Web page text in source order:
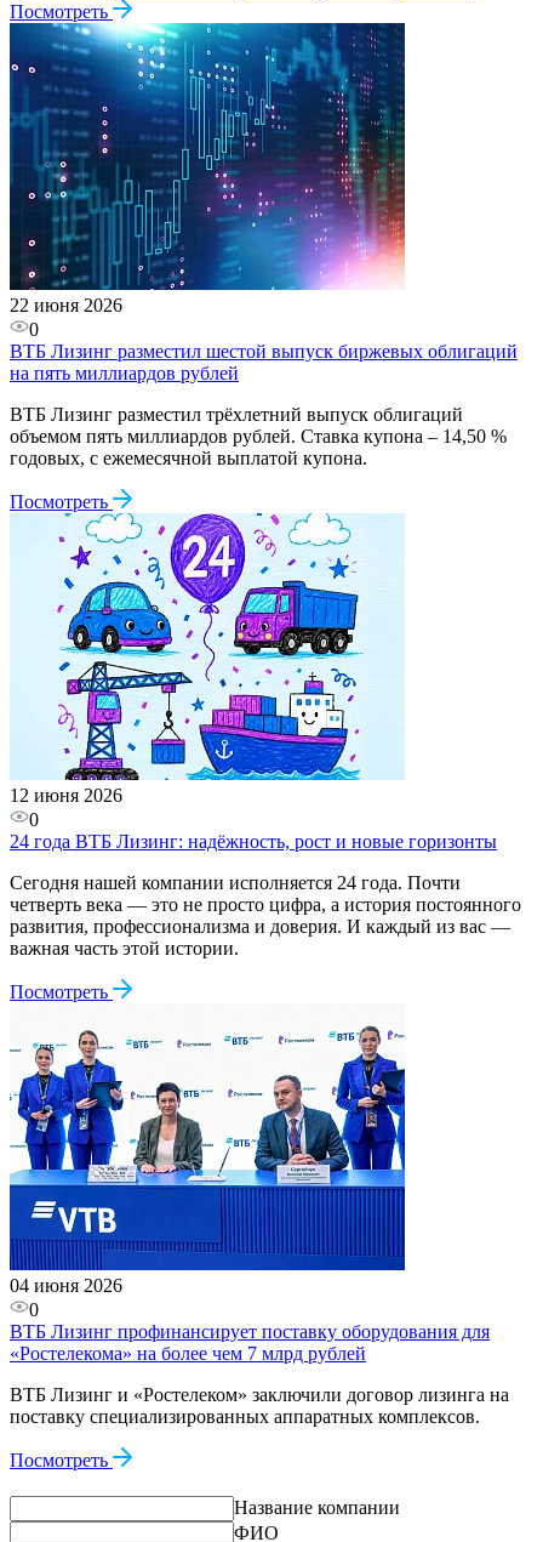
Посмотреть
22 июня 2026
0
ВТБ Лизинг разместил шестой выпуск биржевых облигаций
на пять миллиардов рублей
ВТБ Лизинг разместил трёхлетний выпуск облигаций
объемом пять миллиардов рублей. Ставка купона – 14,50 %
годовых, с ежемесячной выплатой купона.
Посмотреть
12 июня 2026
0
24 года ВТБ Лизинг: надёжность, рост и новые горизонты
Сегодня нашей компании исполняется 24 года. Почти
четверть века — это не просто цифра, а история постоянного
развития, профессионализма и доверия. И каждый из вас —
важная часть этой истории.
Посмотреть
04 июня 2026
0
ВТБ Лизинг профинансирует поставку оборудования для
«Ростелекома» на более чем 7 млрд рублей
ВТБ Лизинг и «Ростелеком» заключили договор лизинга на
поставку специализированных аппаратных комплексов.
Посмотреть
Название компании
ФИО